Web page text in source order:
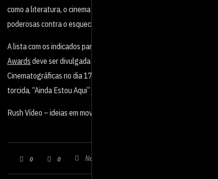
como a literatura, o cinema e a música podem ser ferramentas
poderosas contra o esquecimento”.
A lista com os indicados para a 97ª entrega anual dos
Awards deve ser divulgada pela
Cinematográficas no dia 17 de janeiro de 2025. Se depender de
torcida, “Ainda Estou Aqui” já está no páreo.
Rush Vídeo – ideias em movimento
0 0 Nenhum comentário